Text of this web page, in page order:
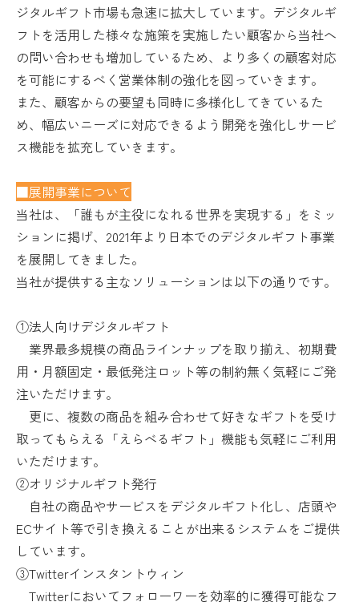
ジタルギフト市場も急速に拡大しています。デジタルギ
フトを活用した様々な施策を実施したい顧客から当社へ
の問い合わせも増加しているため、より多くの顧客対応
を可能にするべく営業体制の強化を図っていきます。
また、顧客からの要望も同時に多様化してきているた
め、幅広いニーズに対応できるよう開発を強化しサービ
ス機能を拡充していきます。
■展開事業について
当社は、「誰もが主役になれる世界を実現する」をミッ
ションに掲げ、2021年より日本でのデジタルギフト事業
を展開してきました。
当社が提供する主なソリューションは以下の通りです。
①法人向けデジタルギフト
業界最多規模の商品ラインナップを取り揃え、初期費
用・月額固定・最低発注ロット等の制約無く気軽にご発
注いただけます。
更に、複数の商品を組み合わせて好きなギフトを受け
取ってもらえる「えらべるギフト」機能も気軽にご利用
いただけます。
②オリジナルギフト発行
自社の商品やサービスをデジタルギフト化し、店頭や
ECサイト等で引き換えることが出来るシステムをご提供
しています。
③Twitterインスタントウィン
Twitterにおいてフォローワーを効率的に獲得可能なフ